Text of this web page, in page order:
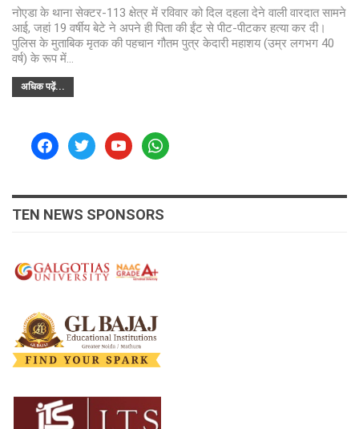
नोएडा के थाना सेक्टर-113 क्षेत्र में रविवार को दिल दहला देने वाली वारदात सामने
आई, जहां 19 वर्षीय बेटे ने अपने ही पिता की ईंट से पीट-पीटकर हत्या कर दी।
पुलिस के मुताबिक मृतक की पहचान गौतम पुत्र केदारी महाशय (उम्र लगभग 40
वर्ष) के रूप में…
अधिक पढ़ें...
facebooktwitteryoutubewhatsapp
TEN NEWS SPONSORS